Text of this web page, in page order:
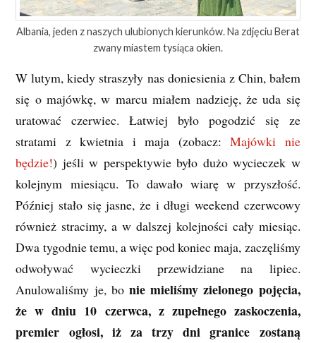
Albania, jeden z naszych ulubionych kierunków. Na zdjęciu Berat
zwany miastem tysiąca okien.
W lutym, kiedy straszyły nas doniesienia z Chin, bałem
się o majówkę, w marcu miałem nadzieję, że uda się
uratować czerwiec. Łatwiej było pogodzić się ze
stratami z kwietnia i maja (zobacz:Majówki nie
będzie!) jeśli w perspektywie było dużo wycieczek w
kolejnym miesiącu. To dawało wiarę w przyszłość.
Później stało się jasne, że i długi weekend czerwcowy
również stracimy, a w dalszej kolejności cały miesiąc.
Dwa tygodnie temu, a więc pod koniec maja, zaczęliśmy
odwoływać wycieczki przewidziane na lipiec.
Anulowaliśmy je, bo nie mieliśmy zielonego pojęcia,
że w dniu 10 czerwca, z zupełnego zaskoczenia,
premier ogłosi, iż za trzy dni granice zostaną